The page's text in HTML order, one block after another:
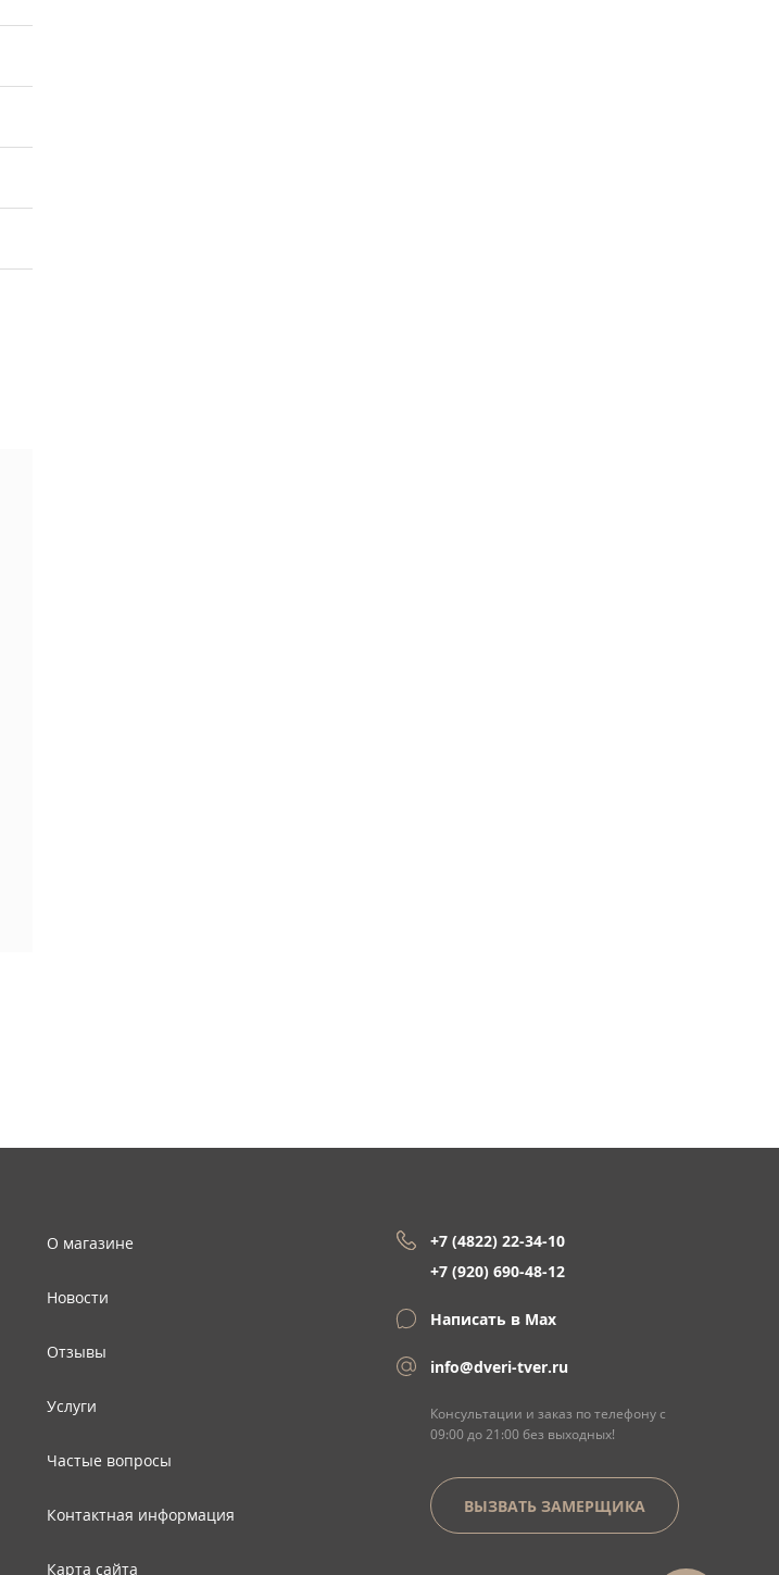
О магазине
Новости
Отзывы
Услуги
Частые вопросы
Контактная информация
Карта сайта
+7 (4822) 22-34-10
+7 (920) 690-48-12
Написать в Max
info@dveri-tver.ru
Консультации и заказ по телефону с
09:00 до 21:00 без выходных!
ВЫЗВАТЬ ЗАМЕРЩИКА